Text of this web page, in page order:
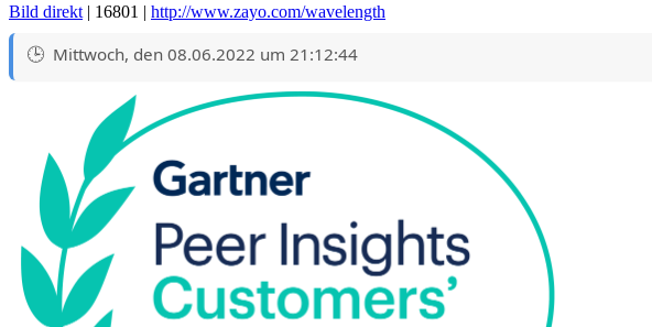
Bild direkt| 16801 | http://www.zayo.com/wavelength
Mittwoch, den 08.06.2022 um 21:12:44